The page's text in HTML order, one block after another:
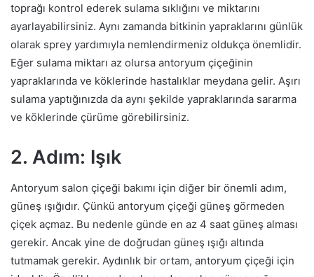
toprağı kontrol ederek sulama sıklığını ve miktarını
ayarlayabilirsiniz. Aynı zamanda bitkinin yapraklarını günlük
olarak sprey yardımıyla nemlendirmeniz oldukça önemlidir.
Eğer sulama miktarı az olursa antoryum çiçeğinin
yapraklarında ve köklerinde hastalıklar meydana gelir. Aşırı
sulama yaptığınızda da aynı şekilde yapraklarında sararma
ve köklerinde çürüme görebilirsiniz.
2. Adım: Işık
Antoryum salon çiçeği bakımı için diğer bir önemli adım,
güneş ışığıdır. Çünkü antoryum çiçeği güneş görmeden
çiçek açmaz. Bu nedenle günde en az 4 saat güneş alması
gerekir. Ancak yine de doğrudan güneş ışığı altında
tutmamak gerekir. Aydınlık bir ortam, antoryum çiçeği için